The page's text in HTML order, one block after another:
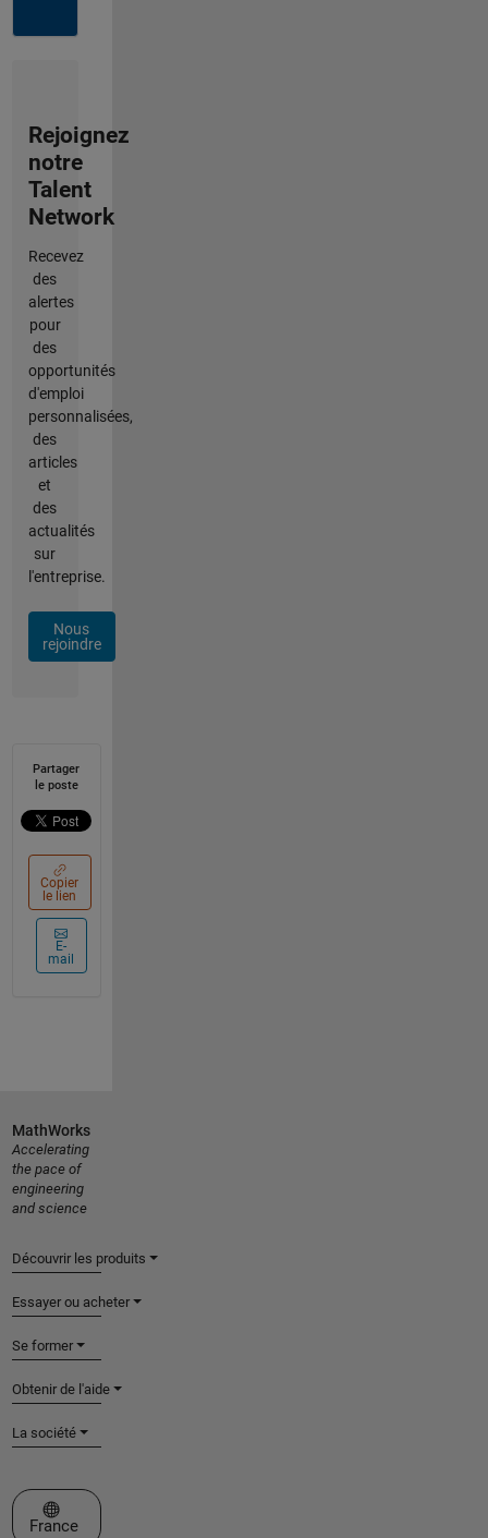
Rejoignez
notre
Talent
Network
Recevez
des
alertes
pour
des
opportunités
d'emploi
personnalisées,
des
articles
et
des
actualités
sur
l'entreprise.
Nous
rejoindre
Partager
le poste
Copier
le lien
E-
mail
MathWorks
Accelerating
the pace of
engineering
and science
Découvrir les produits
Essayer ou acheter
Se former
Obtenir de l'aide
La société
Sélectionner un site web
France